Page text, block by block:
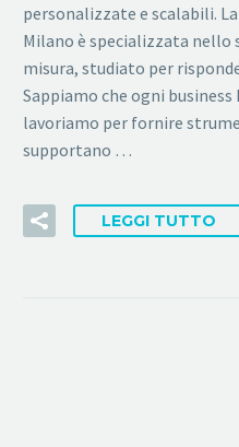
personalizzate e scalabili.
Milano è specializzata nello
misura, studiato per
Sappiamo che ogni business
lavoriamo per fornire
supportano …
LEGGI TUTTO